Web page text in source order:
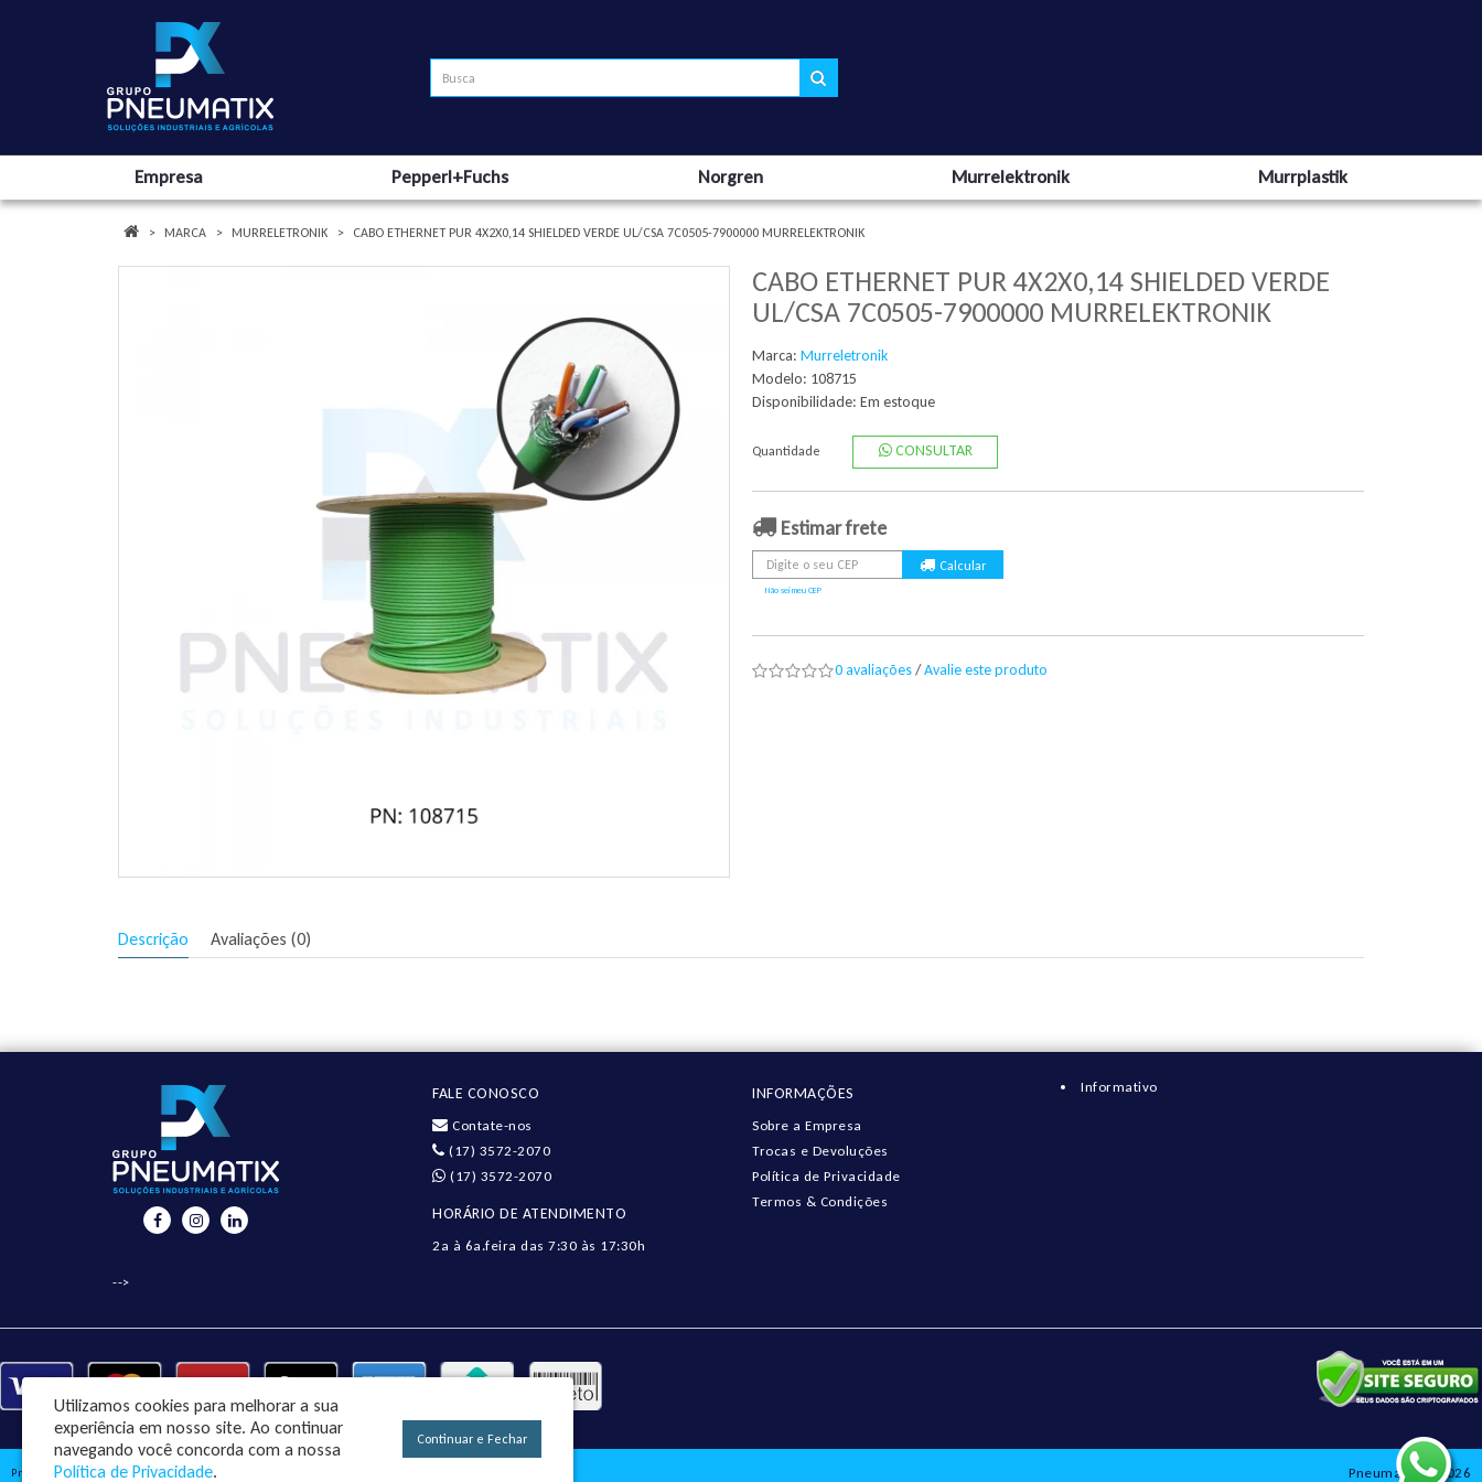
Empresa Pepperl+Fuchs Norgren Murrelektronik Murrplastik
MARCA MURRELETRONIK CABO ETHERNET PUR 4X2X0,14 SHIELDED VERDE UL/CSA 7C0505-7900000 MURRELEKTRONIK
CABO ETHERNET PUR 4X2X0,14 SHIELDED VERDE
UL/CSA 7C0505-7900000 MURRELEKTRONIK
Marca: Murreletronik
Modelo: 108715
Disponibilidade: Em estoque
Quantidade CONSULTAR
Estimar frete
Não sei meu CEP
0 avaliações/Avalie este produto
Descrição Avaliações (0)
FALE CONOSCO
Contate-nos
(17) 3572-2070
(17) 3572-2070
HORÁRIO DE ATENDIMENTO
2a à 6a.feira das 7:30 às 17:30h
INFORMAÇÕES
Sobre a Empresa
Trocas e Devoluções
Política de Privacidade
Termos & Condições
Informativo
-->
Pneumatix Soluções Industriais Ltda - CNPJ: 18.561.656/0001-49 Pneumatix © 2026
Utilizamos cookies para melhorar a sua
experiência em nosso site. Ao continuar
navegando você concorda com a nossa
Política de Privacidade.
Continuar e Fechar